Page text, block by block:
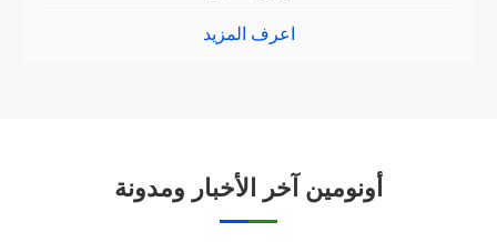
اعرف المزيد
أونومين آخر الأخبار ومدونة